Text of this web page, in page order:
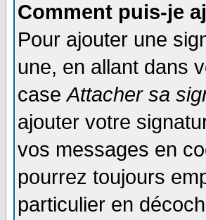
Comment puis-je
Pour ajouter une
une, en allant dans
caseAttacher sa
ajouter votre
vos messages en
pourrez toujours
particulier en